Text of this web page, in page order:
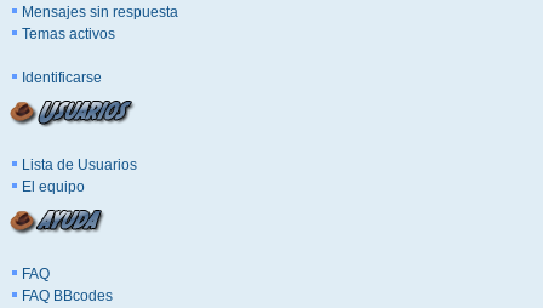
Mensajes sin respuesta
Temas activos
Identificarse
Lista de Usuarios
El equipo
FAQ
FAQ BBcodes